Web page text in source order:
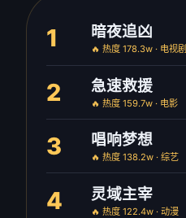
1 暗夜追凶
🔥 热度 178.3w · 电视剧
2 急速救援
🔥 热度 159.7w · 电影
3 唱响梦想
🔥 热度 138.2w · 综艺
4 灵域主宰
🔥 热度 122.4w · 动漫